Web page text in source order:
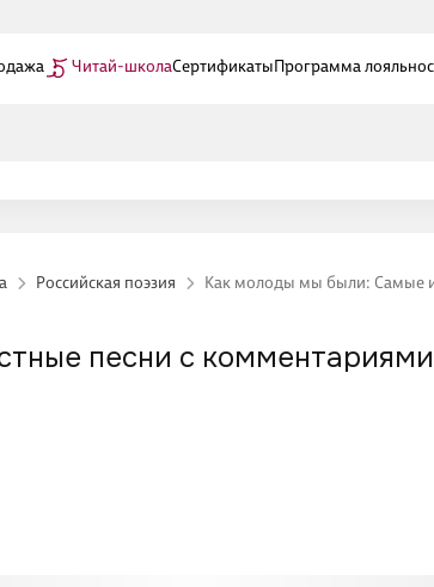
Читай-школаСертификатыПрограмма
Российская поэзия Как молоды мы были: Самые
песни с